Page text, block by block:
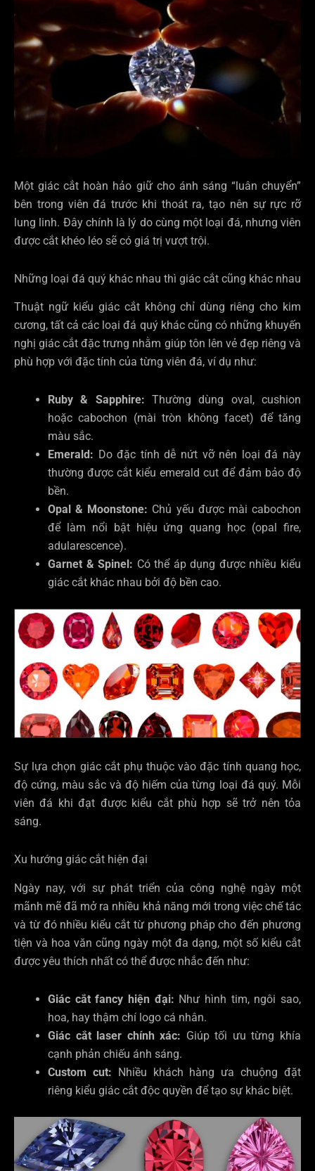
Một giác cắt hoàn hảo giữ cho ánh sáng “luân chuyển”
bên trong viên đá trước khi thoát ra, tạo nên sự rực rỡ
lung linh. Đây chính là lý do cùng một loại đá, nhưng viên
được cắt khéo léo sẽ có giá trị vượt trội.
Những loại đá quý khác nhau thì giác cắt cũng khác nhau
Thuật ngữ kiểu giác cắt không chỉ dùng riêng cho kim
cương, tất cả các loại đá quý khác cũng có những khuyến
nghị giác cắt đặc trưng nhằm giúp tôn lên vẻ đẹp riêng và
phù hợp với đặc tính của từng viên đá, ví dụ như:
Ruby & Sapphire: Thường dùng oval, cushion
hoặc cabochon (mài tròn không facet) để tăng
màu sắc.
Emerald: Do đặc tính dễ nứt vỡ nên loại đá này
thường được cắt kiểu emerald cut để đảm bảo độ
bền.
Opal & Moonstone: Chủ yếu được mài cabochon
để làm nổi bật hiệu ứng quang học (opal fire,
adularescence).
Garnet & Spinel: Có thể áp dụng được nhiều kiểu
giác cắt khác nhau bởi độ bền cao.
Sự lựa chọn giác cắt phụ thuộc vào đặc tính quang học,
độ cứng, màu sắc và độ hiếm của từng loại đá quý. Mỗi
viên đá khi đạt được kiểu cắt phù hợp sẽ trở nên tỏa
sáng.
Xu hướng giác cắt hiện đại
Ngày nay, với sự phát triển của công nghệ ngày một
mãnh mẽ đã mở ra nhiều khả năng mới trong việc chế tác
và từ đó nhiều kiểu cắt từ phương pháp cho đến phương
tiện và hoa văn cũng ngày một đa dạng, một số kiểu cắt
được yêu thích nhất có thể được nhắc đến như:
Giác cắt fancy hiện đại: Như hình tim, ngôi sao,
hoa, hay thậm chí logo cá nhân.
Giác cắt laser chính xác: Giúp tối ưu từng khía
cạnh phản chiếu ánh sáng.
Custom cut: Nhiều khách hàng ưa chuộng đặt
riêng kiểu giác cắt độc quyền để tạo sự khác biệt.